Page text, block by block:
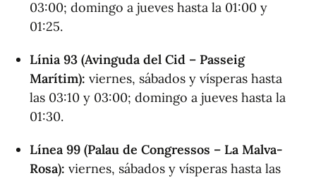
03:00; domingo a jueves hasta la 01:00 y
01:25.
Línia 93 (Avinguda del Cid – Passeig
Marítim): viernes, sábados y vísperas hasta
las 03:10 y 03:00; domingo a jueves hasta la
01:30.
Línea 99 (Palau de Congressos – La Malva-
Rosa): viernes, sábados y vísperas hasta las